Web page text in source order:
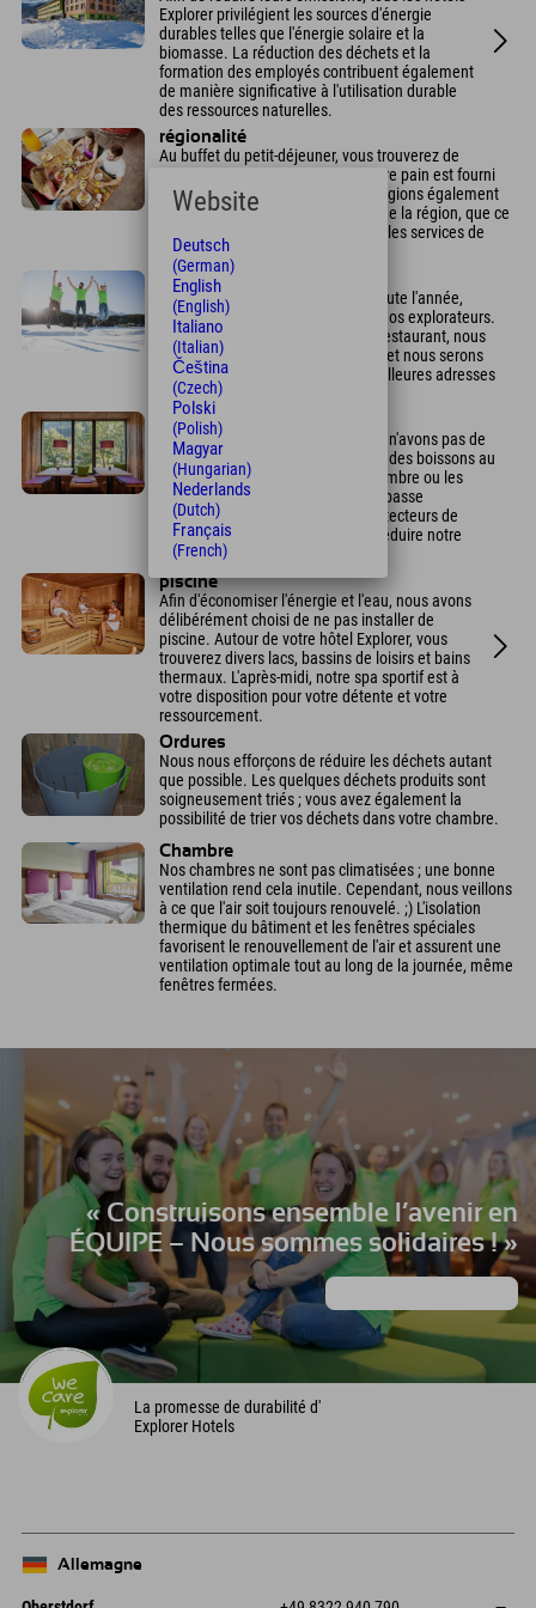
Explorer privilégient les sources d'énergie
durables telles que l'énergie solaire et la
biomasse. La réduction des déchets et la
formation des employés contribuent également
de manière significative à l'utilisation durable
des ressources naturelles.
régionalité
Au buffet du petit-déjeuner, vous trouverez de
nombreux produits régionaux. Votre pain est fourni
par le boulanger local. Nous privilégions également
les partenariats avec des acteurs de la région, que ce
soit pour les loisirs, les artisans ou les services de
blanchisserie. ...
durabilité sociale
Les hôtels Explorer sont ouverts toute l'année,
assurant ainsi un emploi stable à nos explorateurs.
Au lieu de posséder notre propre restaurant, nous
privilégions les restaurants locaux et nous serons
ravis de vous conseiller sur les meilleures adresses
pour vous restaurer.
Économisez l'électricité
Pour économiser l'électricité, nous n'avons pas de
minibar. Vous pouvez commander des boissons au
bar et les emporter dans votre chambre ou les
déguster au salon. Des ampoules basse
consommation, des LED et des détecteurs de
mouvement nous permettent de réduire notre
consommation d'électricité.
piscine
Afin d'économiser l'énergie et l'eau, nous avons
délibérément choisi de ne pas installer de
piscine. Autour de votre hôtel Explorer, vous
trouverez divers lacs, bassins de loisirs et bains
thermaux. L'après-midi, notre spa sportif est à
votre disposition pour votre détente et votre
ressourcement.
Ordures
Nous nous efforçons de réduire les déchets autant
que possible. Les quelques déchets produits sont
soigneusement triés ; vous avez également la
possibilité de trier vos déchets dans votre chambre.
Chambre
Nos chambres ne sont pas climatisées ; une bonne
ventilation rend cela inutile. Cependant, nous veillons
à ce que l'air soit toujours renouvelé. ;) L'isolation
thermique du bâtiment et les fenêtres spéciales
favorisent le renouvellement de l'air et assurent une
ventilation optimale tout au long de la journée, même
fenêtres fermées.
« Construisons ensemble l’avenir en
ÉQUIPE – Nous sommes solidaires ! »
La promesse de durabilité d'
Explorer Hotels
Allemagne
Website
Deutsch
(German)
English
(English)
Italiano
(Italian)
Čeština
(Czech)
Polski
(Polish)
Magyar
(Hungarian)
Nederlands
(Dutch)
Français
(French)